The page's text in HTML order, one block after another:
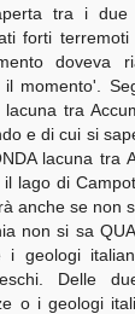
tra i
forti
doveva
il momento'.
lacuna tra
e di cui si
lacuna tra
lago di
anche se non
non si sa
i geologi
Delle
o i geologi